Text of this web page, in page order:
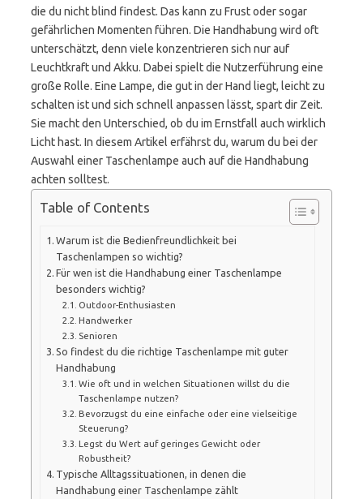
die du nicht blind findest. Das kann zu Frust oder sogar
gefährlichen Momenten führen. Die Handhabung wird oft
unterschätzt, denn viele konzentrieren sich nur auf
Leuchtkraft und Akku. Dabei spielt die Nutzerführung eine
große Rolle. Eine Lampe, die gut in der Hand liegt, leicht zu
schalten ist und sich schnell anpassen lässt, spart dir Zeit.
Sie macht den Unterschied, ob du im Ernstfall auch wirklich
Licht hast. In diesem Artikel erfährst du, warum du bei der
Auswahl einer Taschenlampe auch auf die Handhabung
achten solltest.
Table of Contents
Warum ist die Bedienfreundlichkeit bei
Taschenlampen so wichtig?
Für wen ist die Handhabung einer Taschenlampe
besonders wichtig?
Outdoor-Enthusiasten
Handwerker
Senioren
So findest du die richtige Taschenlampe mit guter
Handhabung
Wie oft und in welchen Situationen willst du die
Taschenlampe nutzen?
Bevorzugst du eine einfache oder eine vielseitige
Steuerung?
Legst du Wert auf geringes Gewicht oder
Robustheit?
Typische Alltagssituationen, in denen die
Handhabung einer Taschenlampe zählt